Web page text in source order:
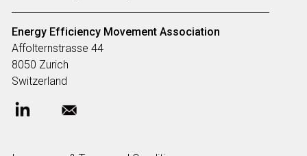
Energy Efficiency Movement Association
Affolternstrasse 44
8050 Zurich
Switzerland